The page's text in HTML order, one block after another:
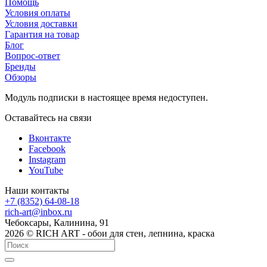
Условия оплаты
Условия доставки
Гарантия на товар
Блог
Вопрос-ответ
Бренды
Обзоры
Модуль подписки в настоящее время недоступен.
Оставайтесь на связи
Вконтакте
Facebook
Instagram
YouTube
Наши контакты
+7 (8352) 64-08-18
rich-art@inbox.ru
Чебоксары, Калинина, 91
2026 © RICH ART - обои для стен, лепнина, краска